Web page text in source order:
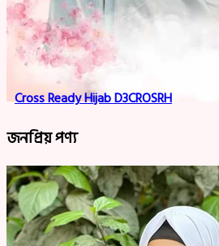
Cross Ready Hijab D3CROSRH
জনপ্রিয় পণ্য